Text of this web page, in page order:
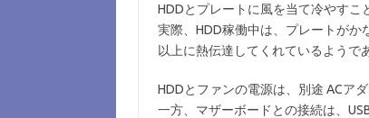
HDDとプレートに風を当て冷やすこ
実際、HDD稼働中は、プレートがか
以上に熱伝達してくれているようで
HDDとファンの電源は、別途 ACア
一方、マザーボードとの接続は、